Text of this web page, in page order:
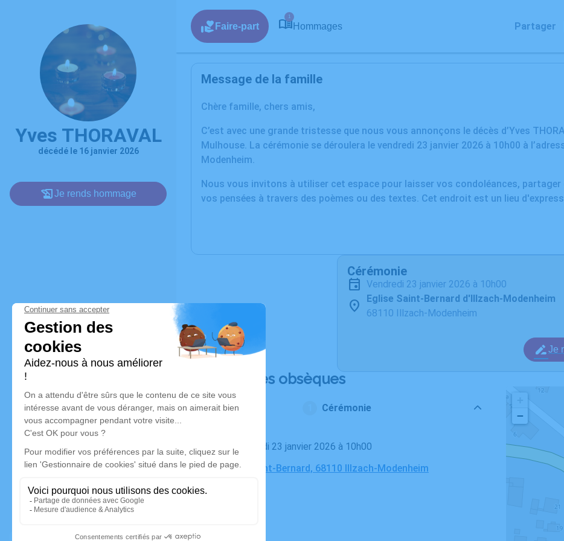
Yves THORAVAL
décédé le 16 janvier 2026
Je rends hommage
Faire-part
1
Hommages Partager
Message de la famille
Chère famille, chers amis,
C’est avec une grande tristesse que nous vous annonçons le décès d’Yves
Mulhouse. La cérémonie se déroulera le vendredi 23 janvier 2026 à 10h00 à
Modenheim.
Nous vous invitons à utiliser cet espace pour laisser vos condoléances,
vos pensées à travers des poèmes ou des textes. Cet endroit est un lieu
Cérémonie
vendredi 23 janvier 2026 à 10h00
Eglise Saint-Bernard d'Illzach-Modenheim
68110 Illzach-Modenheim
Je
Déroulé des obsèques
Cérémonie
Le vendredi 23 janvier 2026 à 10h00
Eglise Saint-Bernard, 68110 Illzach-Modenheim
−